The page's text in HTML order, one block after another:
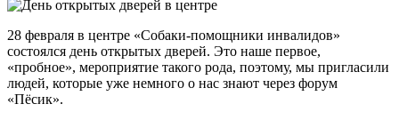
28 февраля в центре «Собаки-помощники инвалидов»
состоялся день открытых дверей. Это наше первое,
«пробное», мероприятие такого рода, поэтому, мы пригласили
людей, которые уже немного о нас знают через форум
«Пёсик».